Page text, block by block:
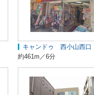
キャンドゥ 西小山西口
約461m／6分